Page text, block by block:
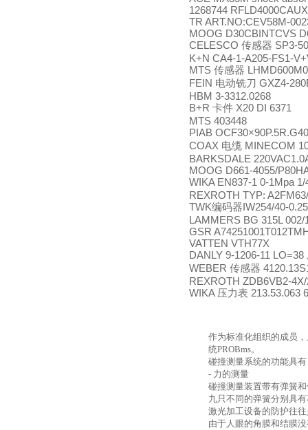
1268744
TR ART.NO:CEV58M-
MOOG D30CBINTCVS
CELESCO 传感器 SP3-
K+N CA4-1-A205-FS1-
MTS 传感器
FEIN 电动铣刀 GXZ4-
HBM 3-3312.0268
B+R 卡件 X20 DI 6371
MTS 403448
PIAB
COAX 电缆 MINECOM
BARKSDALE
MOOG D661-4055/
WIKA EN837-1 0-1Mpa
REXROTH TYP:
TWK编码器IW254/40-
LAMMERS BG 315L 002/
GSR
VATTEN VTH77X
DANLY 9-1206-11 LO=38
WEBER 传感器
REXROTH ZDB6VB2-
WIKA 压力表 213.53.063
作为标准化组织的成员
统PROBms。
碰撞测量系统的功能具有
- 力的测量
碰撞测量装置带有弹簧
九只不同的弹簧分别具
激光加工设备的防护往
由于人眼的角膜和结膜